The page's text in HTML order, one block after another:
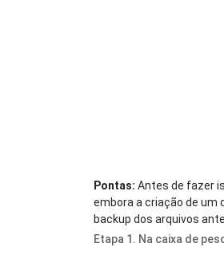
Pontas: Antes de fazer
embora a criação de um
backup dos arquivos
Etapa 1. Na caixa de